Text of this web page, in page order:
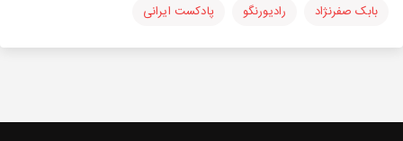
بابک صفرنژاد
رادیورنگو پادکست ایرانی